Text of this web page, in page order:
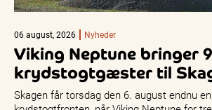
06 august, 2026 Nyheder
Viking Neptune bringer
krydstogtgæster til
Skagen får torsdag den 6. august endnu